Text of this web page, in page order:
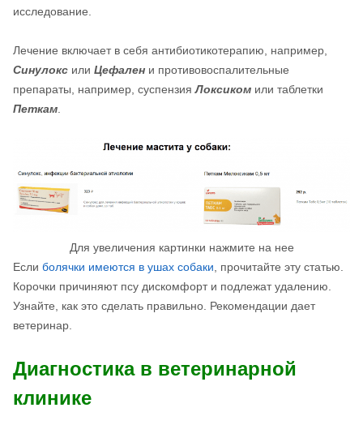
исследование.
Лечение включает в себя антибиотикотерапию, например,
Синулокс или Цефален и противовоспалительные
препараты, например, суспензияЛоксиком или таблетки
Петкам.
Для увеличения картинки нажмите на нее
Если болячки имеются в ушах собаки , прочитайте эту статью.
Корочки причиняют псу дискомфорт и подлежат удалению.
Узнайте, как это сделать правильно. Рекомендации дает
ветеринар.
Диагностика в ветеринарной
клинике